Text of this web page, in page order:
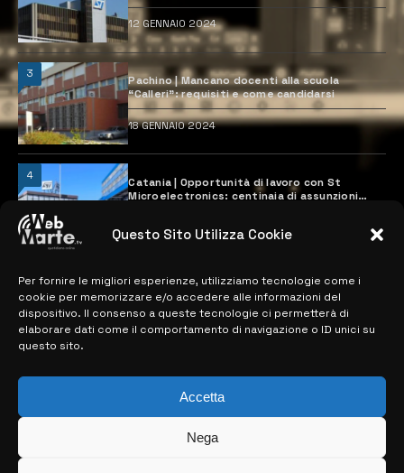
Questo Sito Utilizza Cookie
Per fornire le migliori esperienze, utilizziamo tecnologie come i
cookie per memorizzare e/o accedere alle informazioni del
dispositivo. Il consenso a queste tecnologie ci permetterà di
elaborare dati come il comportamento di navigazione o ID unici su
questo sito.
Accetta
Nega
12 GENNAIO 2024
3
Pachino | Mancano docenti alla scuola
“Calleri”: requisiti e come candidarsi
18 GENNAIO 2024
4
Catania | Opportunità di lavoro con St
Microelectronics: centinaia di assunzioni
28 MARZO 2024
MAPPA DEL SITO
> NOTIZIE
> EDIZIONI LOCALI